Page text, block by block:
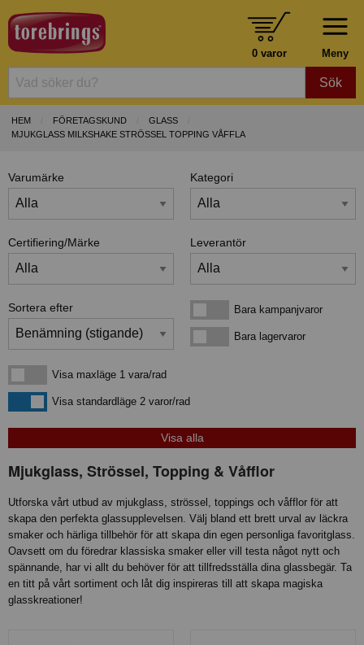
Meny
0 varor
Sök
HEM FÖRETAGSKUND
GLASS
MJUKGLASS MILKSHAKE STRÖSSEL TOPPING VÅFFLA
Varumärke Kategori
Certifiering/Märke Leverantör
Sortera efter Bara kampanjvarorBara kampanjvaror
Bara lagervarorBara lagervaror
Visa maxläge 1 vara/rad
Visa maxläge 1 vara/rad
Visa standardlägeVisa standardläge 2 varor/rad
Mjukglass, Strössel, Topping & Våfflor
Utforska vårt utbud av mjukglass, strössel, toppings och våfflor för att
skapa den perfekta glassupplevelsen. Välj bland ett brett urval av läckra
smaker och härliga tillbehör för att skapa din egen personliga favoritglass.
Oavsett om du föredrar klassiska smaker eller vill testa något nytt och
spännande, har vi allt du behöver för att tillfredsställa dina glassbegär. Ta
en titt på vårt sortiment och låt dig inspireras till att skapa magiska
glasskreationer!